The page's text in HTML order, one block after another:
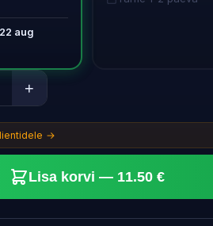
aug
+
→
Lisa korvi — 11.50 €